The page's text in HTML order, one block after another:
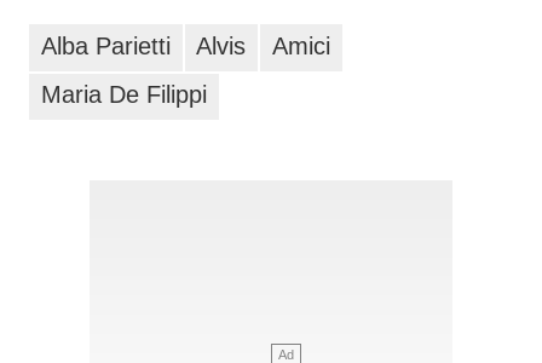
Alba Parietti Alvis
Amici
Maria De Filippi